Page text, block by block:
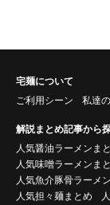
宅麺について
ご利用シーン
私達
解説まとめ記事から
人気醤油ラーメンま
人気味噌ラーメンま
人気魚介豚骨ラーメ
人気担々麺まとめ